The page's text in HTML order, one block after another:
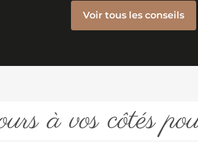
Voir tous les conseils
à vos côtés